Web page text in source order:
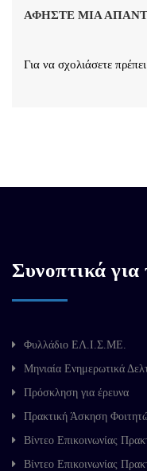
ΑΦΉΣΤΕ ΜΙΑ
Για να σχολιάσετε
Συνοπτικά για
Φυλλάδιο ΕΛ.Ι.Σ.ΜΕ.
Μηνιαία Ενημερωτικά
Πρόσκληση για έρευνα
Πρακτική Άσκηση
Βίντεο Επικοινωνίας
Βίντεο Επικοινωνίας